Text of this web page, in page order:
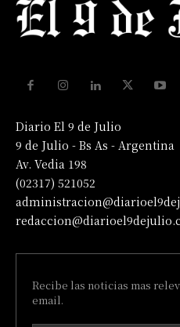
Diario El 9 de Julio
9 de Julio - Bs As - Argentina
Av. Vedia 198
(02317) 521052
Recibe las noticias mas
email.